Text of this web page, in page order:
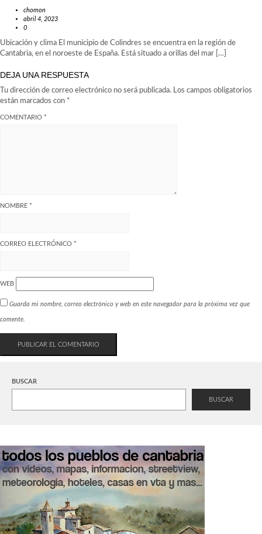
chomon
abril 4, 2023
0
Ubicación y clima El municipio de Colindres se encuentra en la región de
Cantabria, en el noroeste de España. Está situado a orillas del mar […]
DEJA UNA RESPUESTA
Tu dirección de correo electrónico no será publicada. Los campos obligatorios
están marcados con *
COMENTARIO *
NOMBRE *
CORREO ELECTRÓNICO *
WEB
Guarda mi nombre, correo electrónico y web en este navegador para la próxima vez que
comente.
BUSCAR
BUSCAR